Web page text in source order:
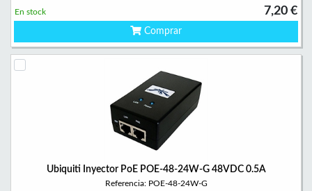
7,20 €
En stock
Comprar
Ubiquiti Inyector PoE POE-48-24W-G 48VDC 0.5A
Referencia: POE-48-24W-G